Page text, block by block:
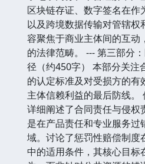
区块链存证、数字签名在作
以及跨境数据传输对管辖
容聚焦于商业主体间的互动
的法律范畴。 --- 第三部分
径（约450字） 本部分关注
的认定标准及对受损方的
主体信赖利益的最后防线。
详细阐述了合同责任与侵
是在产品责任和专业服务
域。讨论了惩罚性赔偿制度
中的适用条件，其核心目